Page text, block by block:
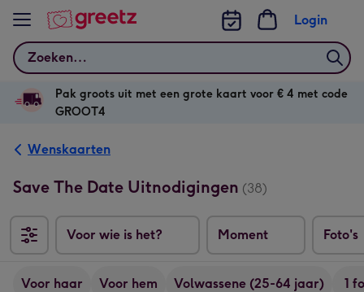
Bekijk meer
Zoeken
Login
Pak groots uit met een grote kaart voor € 4 met code
GROOT4
Wenskaarten
Save The Date Uitnodigingen (38)
Voor wie is het? Moment Foto's
Voor haar Voor hem Volwassene (25-64 jaar) 1